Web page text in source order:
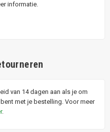
informatie.
van 14 dagen aan als je om
met je bestelling. Voor meer
.